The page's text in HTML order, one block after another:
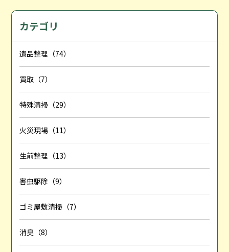
カテゴリ
遺品整理（74）
買取（7）
特殊清掃（29）
火災現場（11）
生前整理（13）
害虫駆除（9）
ゴミ屋敷清掃（7）
消臭（8）